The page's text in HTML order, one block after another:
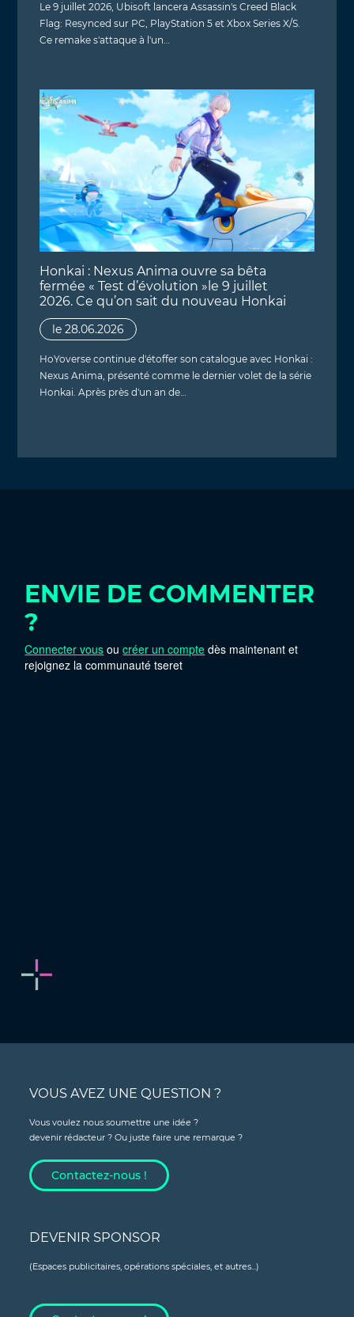
Le 9 juillet 2026, Ubisoft lancera Assassin's Creed Black
Flag: Resynced sur PC, PlayStation 5 et Xbox Series X/S.
Ce remake s'attaque à l'un…
Honkai : Nexus Anima ouvre sa bêta
fermée « Test d’évolution »le 9 juillet
2026. Ce qu’on sait du nouveau Honkai
le 28.06.2026
HoYoverse continue d'étoffer son catalogue avec Honkai :
Nexus Anima, présenté comme le dernier volet de la série
Honkai. Après près d'un an de…
ENVIE DE COMMENTER
?
Connecter vous oucréer un compte dès maintenant et
rejoignez la communauté tseret
VOUS AVEZ UNE QUESTION ?
Vous voulez nous soumettre une idée ?
devenir rédacteur ? Ou juste faire une remarque ?
Contactez-nous !
DEVENIR SPONSOR
(Espaces publicitaires, opérations spéciales, et autres...)